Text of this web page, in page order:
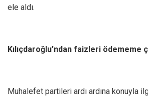
ele aldı.
Kılıçdaroğlu’ndan faizleri ödememe
Muhalefet partileri ardı ardına konuyla